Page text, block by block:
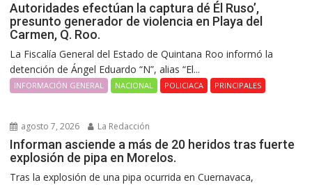
Autoridades efectúan la captura dé Él Ruso’,
presunto generador de violencia en Playa del
Carmen, Q. Roo.
La Fiscalía General del Estado de Quintana Roo informó la
detención de Ángel Eduardo “N”, alias “El...
INFORMACIÓN GENERAL NACIONAL POLICIACA PRINCIPALES
agosto 7, 2026 La Redacción
Informan asciende a más de 20 heridos tras fuerte
explosión de pipa en Morelos.
Tras la explosión de una pipa ocurrida en Cuernavaca,